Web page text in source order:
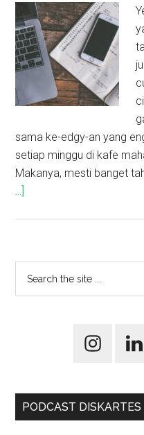
sama ke-edgy-an yang
setiap minggu di kafe
Makanya, mesti banget
...]
PODCAST DISKARTES